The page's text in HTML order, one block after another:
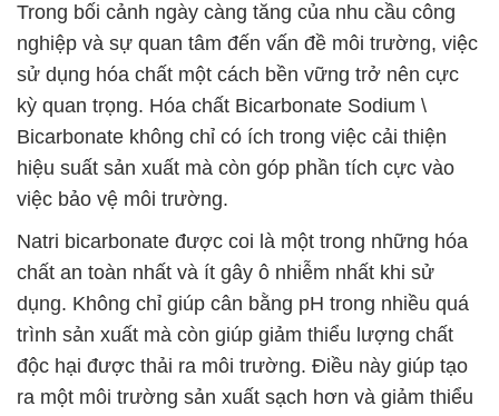
Trong bối cảnh ngày càng tăng của nhu cầu công
nghiệp và sự quan tâm đến vấn đề môi trường, việc
sử dụng hóa chất một cách bền vững trở nên cực
kỳ quan trọng. Hóa chất Bicarbonate Sodium \
Bicarbonate không chỉ có ích trong việc cải thiện
hiệu suất sản xuất mà còn góp phần tích cực vào
việc bảo vệ môi trường.
Natri bicarbonate được coi là một trong những hóa
chất an toàn nhất và ít gây ô nhiễm nhất khi sử
dụng. Không chỉ giúp cân bằng pH trong nhiều quá
trình sản xuất mà còn giúp giảm thiểu lượng chất
độc hại được thải ra môi trường. Điều này giúp tạo
ra một môi trường sản xuất sạch hơn và giảm thiểu